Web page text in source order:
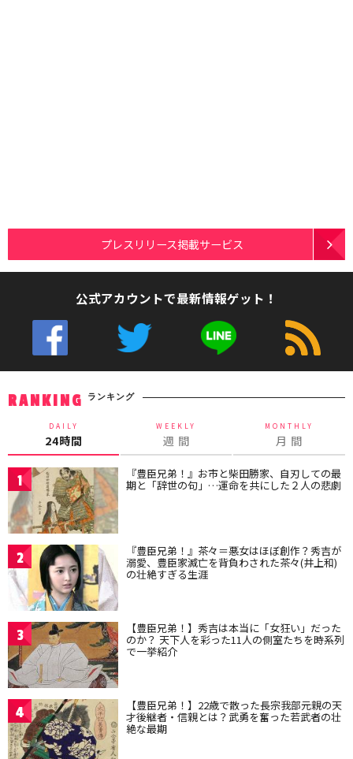
プレスリリース掲載サービス
公式アカウントで最新情報ゲット！
RANKING ランキング
DAILY
24時間
WEEKLY
週 間
MONTHLY
月 間
1 『豊臣兄弟！』お市と柴田勝家、自刃しての最
期と「辞世の句」…運命を共にした２人の悲劇
2 『豊臣兄弟！』茶々＝悪女はほぼ創作？秀吉が
溺愛、豊臣家滅亡を背負わされた茶々(井上和)
の壮絶すぎる生涯
3 【豊臣兄弟！】秀吉は本当に「女狂い」だった
のか？ 天下人を彩った11人の側室たちを時系列
で一挙紹介
4 【豊臣兄弟！】22歳で散った長宗我部元親の天
才後継者・信親とは？武勇を奮った若武者の壮
絶な最期